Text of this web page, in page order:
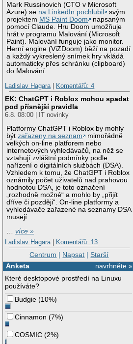
Mark Russinovich (CTO v Microsoft
Azure) se na LinkedIn pochlubil
svým
projektem MS Paint Doom
napsaným
pomocí Claude. Hru Doom umožňuje
hrát v programu Malování (Microsoft
Paint). Malování funguje jako monitor.
Herní engine (ViZDoom) běží na pozadí
a každý vykreslený snímek hry vkládá
automaticky přes schránku (clipboard)
do Malování.
Ladislav Hagara| Komentářů: 4
EK: ChatGPT i Roblox mohou spadat
pod přísnější pravidla
6.8. 08:00 | IT novinky
Platformy ChatGPT i Roblox by mohly
býtzařazeny na seznam
mimořádně
velkých on-line platforem nebo
internetových vyhledávačů, na něž se
vztahují zvláštní podmínky podle
nařízení o digitálních službách (DSA).
Vzhledem k tomu, že ChatGPT i Roblox
oznámily počet uživatelů nad prahovou
hodnotou DSA, je toto označení
„rozhodně možné“ a mohlo by „přijít
dříve či později“. On-line platformy a
vyhledávače zařazené na seznamy DSA
musejí
…více »
Ladislav Hagara | Komentářů: 13
Centrum | Napsat |Starší
navrhněte »
Anketa
Které desktopové prostředí na Linuxu
používáte?
Budgie (10%)
Cinnamon (7%)
COSMIC (2%)